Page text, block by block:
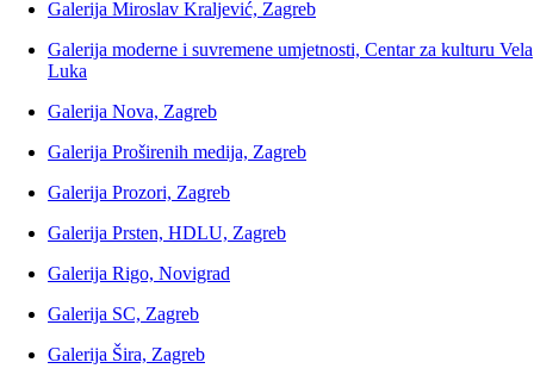
Galerija Miroslav Kraljević, Zagreb
Galerija moderne i suvremene umjetnosti, Centar za kulturu Vela
Luka
Galerija Nova, Zagreb
Galerija Proširenih medija, Zagreb
Galerija Prozori, Zagreb
Galerija Prsten, HDLU, Zagreb
Galerija Rigo, Novigrad
Galerija SC, Zagreb
Galerija Šira, Zagreb